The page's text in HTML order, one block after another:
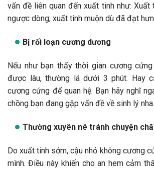
vấn đề liên quan đến xuất tinh như: Xuất
ngược dòng; xuất tinh muộn dù đã đạt
Bị rối loạn cương dương
Nếu như bạn thấy thời gian cương
được lâu, thường lá dưới 3 phút. Hay
cương cứng để quan hệ. Bạn hãy nghĩ
chồng bạn đang gặp vấn đề về sinh lý nha.
Thường xuyên né tránh chuyện
Do xuất tinh sớm, cậu nhỏ không cương
mình. Điều này khiến cho an hem cảm